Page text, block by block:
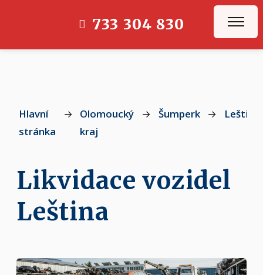
733 304 830
Hlavní
stránka
→
Olomoucký
kraj
→ Šumperk → Leština
Likvidace vozidel
Leština